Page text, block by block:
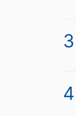
3
4